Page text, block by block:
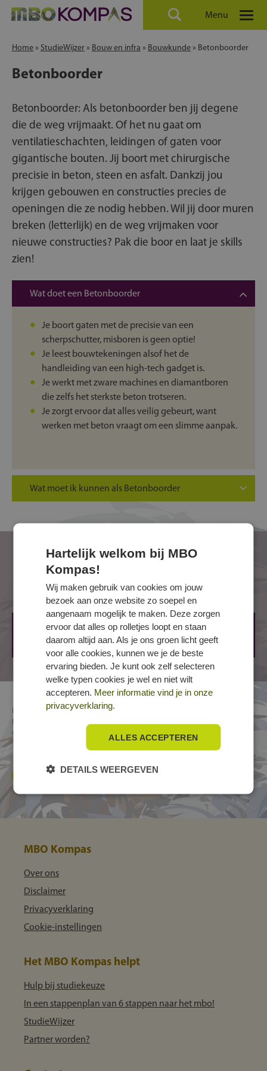
Menu
Home » StudieWijzer » Bouw en infra » Bouwkunde » Betonboorder
Betonboorder
Betonboorder: Als betonboorder ben jij degene
die de weg vrijmaakt. Of het nu gaat om
ventilatieschachten, leidingen of gaten voor
gigantische bouten. Jij boort met chirurgische
precisie in beton, steen en asfalt. Dankzij jou
krijgen gebouwen en constructies precies de
openingen die ze nodig hebben. Wil jij door muren
breken (letterlijk) en de weg vrijmaken voor
nieuwe constructies? Pak die boor en laat je skills
zien!
Wat doet een Betonboorder
Je boort gaten met de precisie van een
scherpschutter, misboren is geen optie!
Je leest bouwtekeningen alsof het de
handleiding van een high-tech gadget is.
Je werkt met zware machines en diamantboren
die zelfs het sterkste beton trotseren.
Je zorgt ervoor dat alles veilig gebeurt, want
werken met beton vraagt om een slimme aanpak.
Wat moet ik kunnen als Betonboorder
kracht en doorzettingsvermogen.
verkeerde plek is geen optie.
Je hebt technisch inzicht en weet hoe je
Je hebt geen last van hoogtevrees, want soms
boor je meters boven de grond.
Bouw en infra
Betonboorder
Crebocode
Opleidingen (0)
Opleidingen (0)
Op dit moment worden nergens opleidingen voor dit
beroep aangeboden.
MBO Kompas
Over ons
Disclaimer
Privacyverklaring
Cookie-instellingen
Het MBO Kompas helpt
Hulp bij studiekeuze
In een stappenplan van 6 stappen naar het mbo!
StudieWijzer
Partner worden?
Hartelijk welkom bij MBO
Kompas!
Wij maken gebruik van cookies om jouw
bezoek aan onze website zo soepel en
aangenaam mogelijk te maken. Deze zorgen
ervoor dat alles op rolletjes loopt en staan
daarom altijd aan. Als je ons groen licht geeft
voor alle cookies, kunnen we je de beste
ervaring bieden. Je kunt ook zelf selecteren
welke typen cookies je wel en niet wilt
accepteren. Meer informatie vind je in onze
privacyverklaring.
ALLES ACCEPTEREN
DETAILS WEERGEVEN